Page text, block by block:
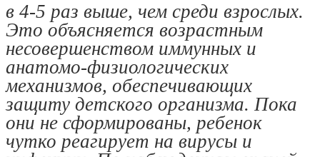
в 4-5 раз выше, чем среди взрослых.
Это объясняется возрастным
несовершенством иммунных и
анатомо-физиологических
механизмов, обеспечивающих
защиту детского организма. Пока
они не сформированы, ребенок
чутко реагирует на вирусы и